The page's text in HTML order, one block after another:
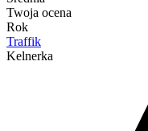
Twoja ocena
Rok
Traffik
Kelnerka